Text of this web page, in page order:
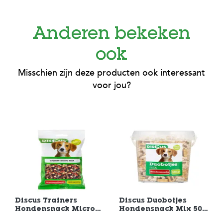
Anderen bekeken
ook
Misschien zijn deze producten ook interessant
voor jou?
Discus Trainers
Hondensnack Micro
Discus Duobotjes
Hondensnack Mix 500